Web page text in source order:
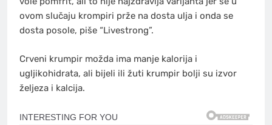
ovom slučaju krompiri prže na dosta ulja i onda se
dosta posole, piše “Livestrong”.
Crveni krumpir možda ima manje kalorija i
ugljikohidrata, ali bijeli ili žuti krumpir bolji su izvor
željeza i kalcija.